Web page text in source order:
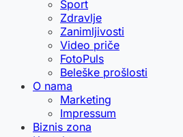
Sport
Zdravlje
Zanimljivosti
Video priče
FotoPuls
Beleške prošlosti
O nama
Marketing
Impressum
Biznis zona